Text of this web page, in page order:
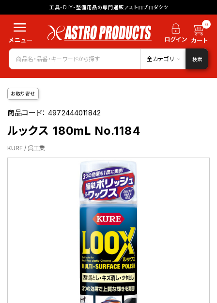
工具・DIY・整備用品の専門通販アストロプロダクツ
0
全カテゴリ 検索
お取り寄せ
商品コード：4972444011842
ルックス 180mL No.1184
KURE / 呉工業